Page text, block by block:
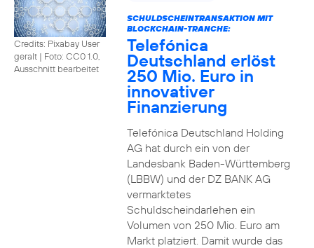
Credits: Pixabay User
geralt | Foto: CC0 1.0,
Ausschnitt bearbeitet
SCHULDSCHEINTRANSAKTION MIT
BLOCKCHAIN-TRANCHE:
Telefónica
Deutschland erlöst
250 Mio. Euro in
innovativer
Finanzierung
Telefónica Deutschland Holding
AG hat durch ein von der
Landesbank Baden-Württemberg
(LBBW) und der DZ BANK AG
vermarktetes
Schuldscheindarlehen ein
Volumen von 250 Mio. Euro am
Markt platziert. Damit wurde das